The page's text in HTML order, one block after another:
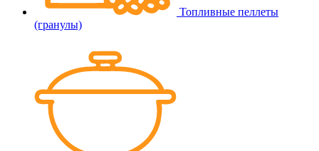
Топливные пеллеты
(гранулы)